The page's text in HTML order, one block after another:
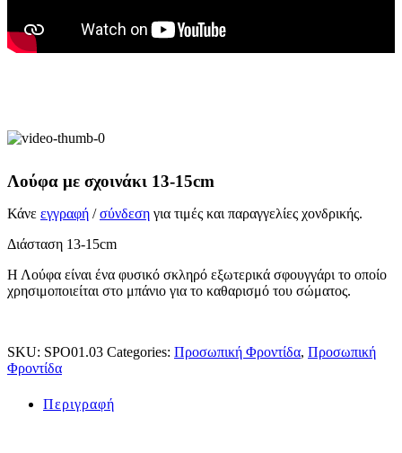
Λούφα με σχοινάκι 13-15cm
Κάνε εγγραφή /σύνδεση για τιμές και παραγγελίες χονδρικής.
Διάσταση 13-15cm
Η Λούφα είναι ένα φυσικό σκληρό εξωτερικά σφουγγάρι το οποίο
χρησιμοποιείται στο μπάνιο για το καθαρισμό του σώματος.
SKU: SPO01.03 Categories: Προσωπική Φροντίδα, Προσωπική
Φροντίδα
Περιγραφή